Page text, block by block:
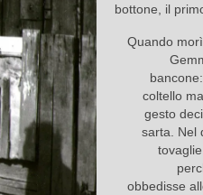
bottone, il
Quando
coltello
gesto
sarta. Nel
obbedisse